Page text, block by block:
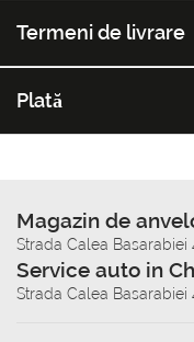
Termeni de livrare
Plată
Magazin de
Strada Calea Basarabiei
Service auto in
Strada Calea Basarabiei